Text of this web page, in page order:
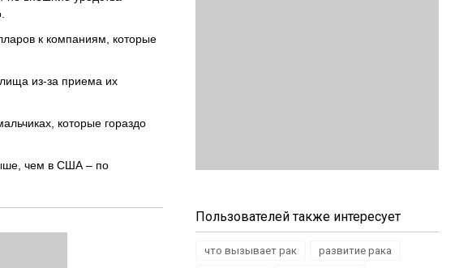
к компаниям, которые
из-за приема их
которые гораздо
чем в США – по
Пользователей также интересует
что вызывает рак развитие рака